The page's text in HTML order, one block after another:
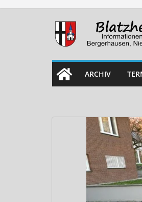
Skip
ARCHIV